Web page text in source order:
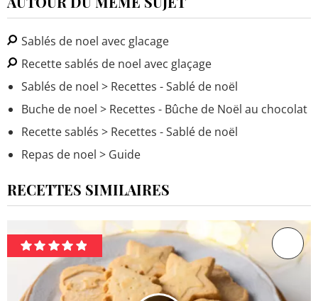
Sablés de noel avec glacage
Recette sablés de noel avec glaçage
Sablés de noel > Recettes - Sablé de noël
Buche de noel > Recettes - Bûche de Noël au chocolat
Recette sablés > Recettes - Sablé de noël
Repas de noel > Guide
RECETTES SIMILAIRES